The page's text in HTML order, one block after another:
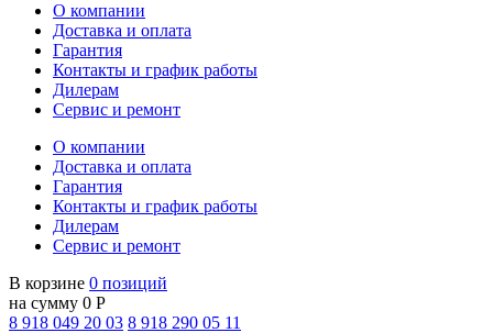
О компании
Доставка и оплата
Гарантия
Контакты и график работы
Дилерам
Сервис и ремонт
О компании
Доставка и оплата
Гарантия
Контакты и график работы
Дилерам
Сервис и ремонт
В корзине 0 позиций
на сумму 0 Р
8 918 049 20 03 8 918 290 05 11